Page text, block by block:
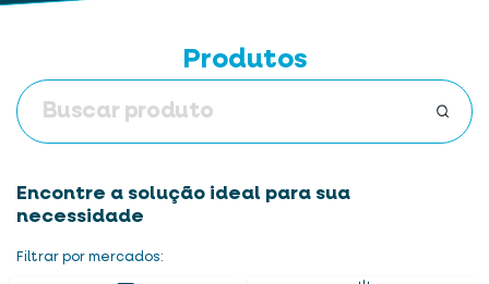
Produtos
Encontre a solução ideal para sua
necessidade
Filtrar por mercados: